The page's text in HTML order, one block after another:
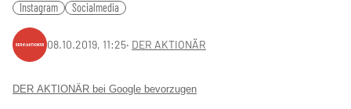
Instagram Socialmedia
08.10.2019, 11:25‧ DER AKTIONÄR
DER AKTIONÄR bei Google bevorzugen